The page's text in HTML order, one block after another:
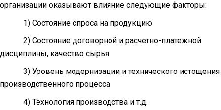
организации оказывают влияние следующие факторы:
1) Состояние спроса на продукцию
2) Состояние договорной и расчетно-платежной
дисциплины, качество сырья
3) Уровень модернизации и технического истощения
производственного процесса
4) Технология производства и т.д.